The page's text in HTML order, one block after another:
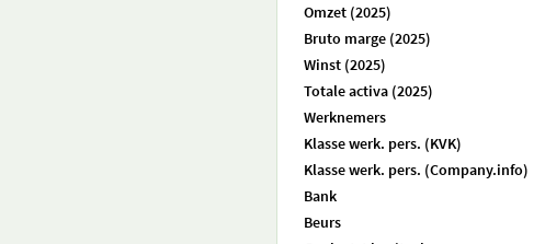
Omzet (2025)
Bruto marge (2025)
Winst (2025)
Totale activa (2025)
Werknemers
Klasse werk. pers. (KVK)
Klasse werk. pers. (Company.info)
Bank
Beurs